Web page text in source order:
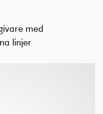
med
linjer